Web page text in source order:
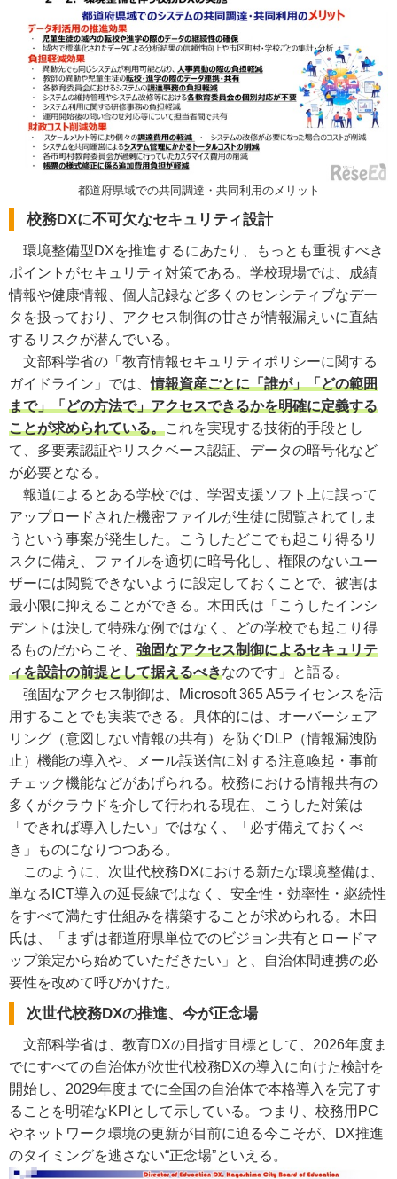
都道府県域での共同調達・共同利用のメリット
校務DXに不可欠なセキュリティ設計
環境整備型DXを推進するにあたり、もっとも重視すべき
ポイントがセキュリティ対策である。学校現場では、成績
情報や健康情報、個人記録など多くのセンシティブなデー
タを扱っており、アクセス制御の甘さが情報漏えいに直結
するリスクが潜んでいる。
文部科学省の「教育情報セキュリティポリシーに関する
ガイドライン」では、情報資産ごとに「誰が」「どの範囲
まで」「どの方法で」アクセスできるかを明確に定義する
ことが求められている。これを実現する技術的手段とし
て、多要素認証やリスクベース認証、データの暗号化など
が必要となる。
報道によるとある学校では、学習支援ソフト上に誤って
アップロードされた機密ファイルが生徒に閲覧されてしま
うという事案が発生した。こうしたどこでも起こり得るリ
スクに備え、ファイルを適切に暗号化し、権限のないユー
ザーには閲覧できないように設定しておくことで、被害は
最小限に抑えることができる。木田氏は「こうしたインシ
デントは決して特殊な例ではなく、どの学校でも起こり得
るものだからこそ、 強固なアクセス制御によるセキュリテ
ィを設計の前提として据えるべきなのです」と語る。
強固なアクセス制御は、Microsoft 365 A5ライセンスを活
用することでも実装できる。具体的には、オーバーシェア
リング（意図しない情報の共有）を防ぐDLP（情報漏洩防
止）機能の導入や、メール誤送信に対する注意喚起・事前
チェック機能などがあげられる。校務における情報共有の
多くがクラウドを介して行われる現在、こうした対策は
「できれば導入したい」ではなく、「必ず備えておくべ
き」ものになりつつある。
このように、次世代校務DXにおける新たな環境整備は、
単なるICT導入の延長線ではなく、安全性・効率性・継続性
をすべて満たす仕組みを構築することが求められる。木田
氏は、「まずは都道府県単位でのビジョン共有とロードマ
ップ策定から始めていただきたい」と、自治体間連携の必
要性を改めて呼びかけた。
次世代校務DXの推進、今が正念場
文部科学省は、教育DXの目指す目標として、2026年度ま
でにすべての自治体が次世代校務DXの導入に向けた検討を
開始し、2029年度までに全国の自治体で本格導入を完了す
ることを明確なKPIとして示している。つまり、校務用PC
やネットワーク環境の更新が目前に迫る今こそが、DX推進
のタイミングを逃さない“正念場”といえる。